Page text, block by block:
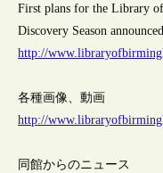
First plans for the Library
Discovery Season announced
http://
各種画像、動画
http://
同館からのニュース